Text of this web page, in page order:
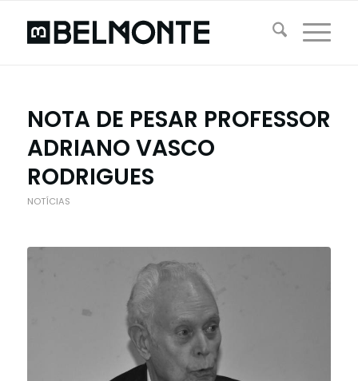
NOTA DE PESAR PROFESSOR
ADRIANO VASCO
RODRIGUES
NOTÍCIAS